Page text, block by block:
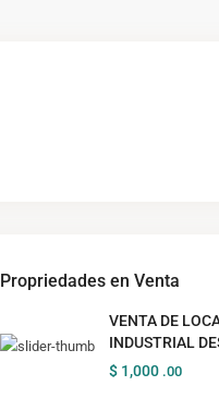
Propriedades en Venta
VENTA DE
INDUSTRIAL
$ 1,000 .00